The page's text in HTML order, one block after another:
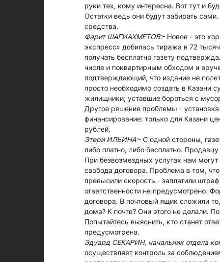
руки тех, кому интересна. Вот тут и
Остатки ведь они будут забирать
средства.
Фарит ШАГИАХМЕТОВ:- Новое - это
экспресс» добилась тиража в 72
получать бесплатно газету
числе и поквартирным обходом и
подтверждающий, что издание не
просто необходимо создать в Казани
жилищники, уставшие бороться с
Другое решение проблемы -
финансирование: только для Казани
рублей.
Этери ИЛЬИНА:- С одной стороны,
либо платно, либо бесплатно.
При безвозмездных услугах нам
свобода договора. Проблема в том,
превысили скорость - заплатили
ответственности не предусмотрено.
договора. В почтовый ящик сложили
дома? К почте? Они этого не делали.
Попытайтесь выяснить, кто станет
предусмотрена.
Эдуард СЕКАРИН, начальник отдела
осуществляет контроль за